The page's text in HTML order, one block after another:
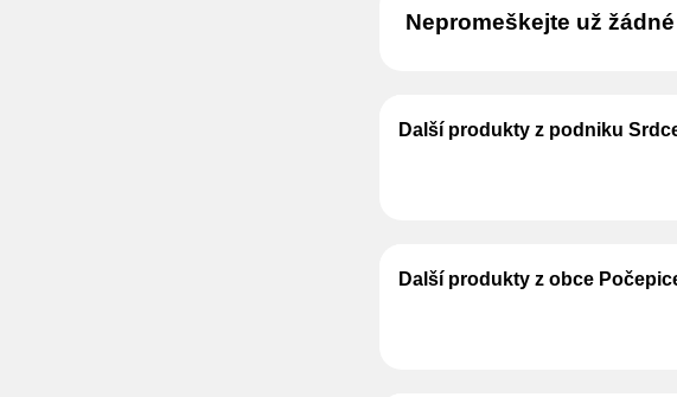
Nepromeškejte už
Další produkty z podniku
Další produkty z obce